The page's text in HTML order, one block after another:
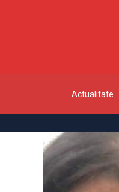
Actualitate